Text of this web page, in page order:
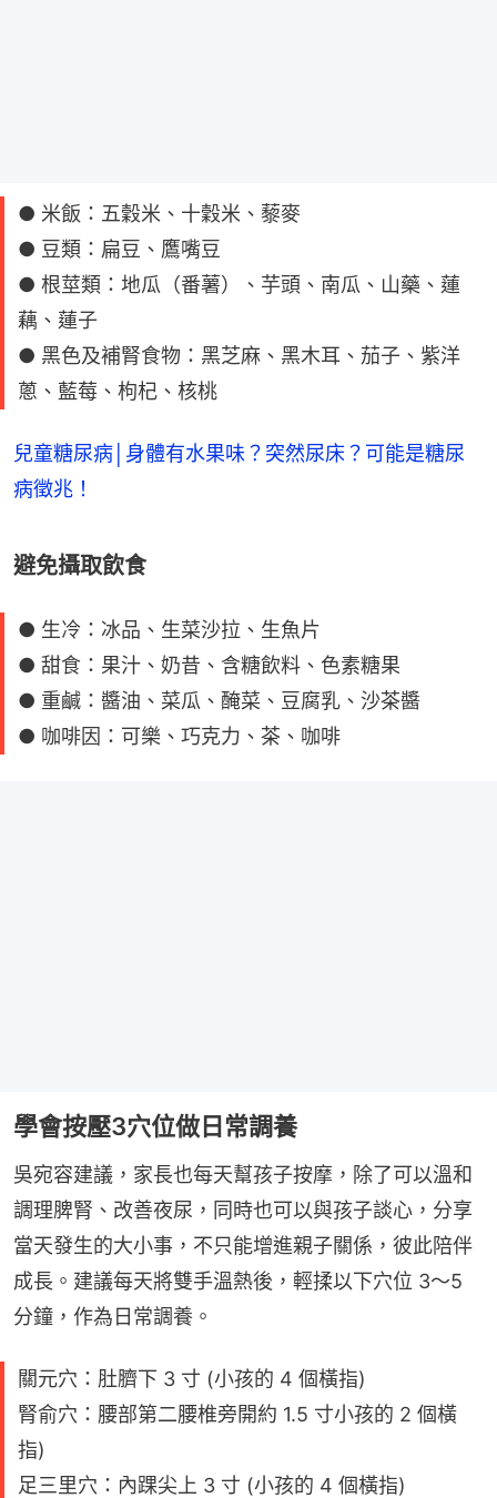
● 米飯：五穀米、十穀米、藜麥
● 豆類：扁豆、鷹嘴豆
● 根莖類：地瓜（番薯）、芋頭、南瓜、山藥、蓮
藕、蓮子
● 黑色及補腎食物：黑芝麻、黑木耳、茄子、紫洋
蔥、藍莓、枸杞、核桃
兒童糖尿病│身體有水果味？突然尿床？可能是糖尿
病徵兆！
避免攝取飲食
● 生冷：冰品、生菜沙拉、生魚片
● 甜食：果汁、奶昔、含糖飲料、色素糖果
● 重鹹：醬油、菜瓜、醃菜、豆腐乳、沙茶醬
● 咖啡因：可樂、巧克力、茶、咖啡
學會按壓3穴位做日常調養
吳宛容建議，家長也每天幫孩子按摩，除了可以溫和
調理脾腎、改善夜尿，同時也可以與孩子談心，分享
當天發生的大小事，不只能增進親子關係，彼此陪伴
成長。建議每天將雙手溫熱後，輕揉以下穴位 3〜5
分鐘，作為日常調養。
關元穴：肚臍下 3 寸 (小孩的 4 個橫指)
腎俞穴：腰部第二腰椎旁開約 1.5 寸小孩的 2 個橫
指)
足三里穴：內踝尖上 3 寸 (小孩的 4 個橫指)